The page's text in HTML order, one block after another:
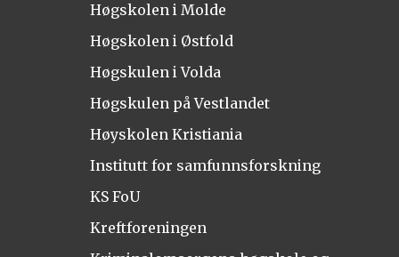
Høgskolen i Molde
Høgskolen i Østfold
Høgskulen i Volda
Høgskulen på Vestlandet
Høyskolen Kristiania
Institutt for samfunnsforskning
KS FoU
Kreftforeningen